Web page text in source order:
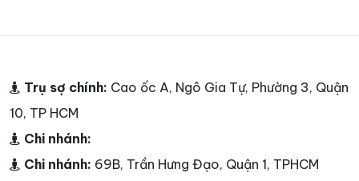
Trụ sợ chính: Cao ốc A, Ngô Gia Tự, Phường 3, Quận
10, TP HCM
Chi nhánh:
Chi nhánh: 69B, Trần Hưng Đạo, Quận 1, TPHCM